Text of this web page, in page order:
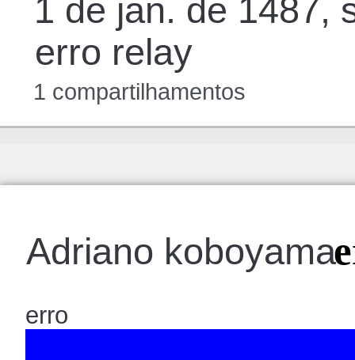
1 de jan. de 1487,
erro relay
1 compartilhamentos
Adriano koboyama
erro